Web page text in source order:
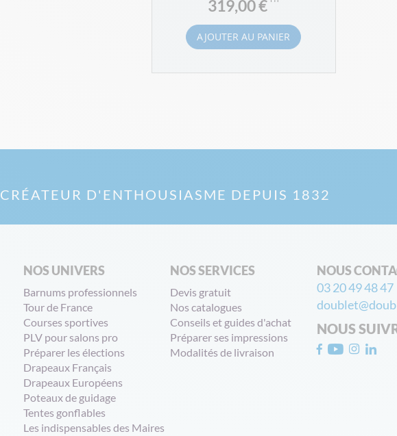
319,00 €
AJOUTER AU PANIER
CRÉATEUR D'ENTHOUSIASME DEPUIS 1832
NOS UNIVERS
Barnums professionnels
Tour de France
Courses sportives
PLV pour salons pro
Préparer les élections
Drapeaux Français
Drapeaux Européens
Poteaux de guidage
Tentes gonflables
Les indispensables des Maires
NOS SERVICES
Devis gratuit
Nos catalogues
Conseils et guides d'achat
Préparer ses impressions
Modalités de livraison
NOUS
03 20 49 48 47
NOUS